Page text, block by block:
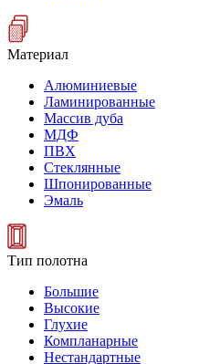
Материал
Алюминиевые
Ламинированные
Массив дуба
МДФ
ПВХ
Стеклянные
Шпонированные
Эмаль
Тип полотна
Большие
Высокие
Глухие
Компланарные
Нестандартные